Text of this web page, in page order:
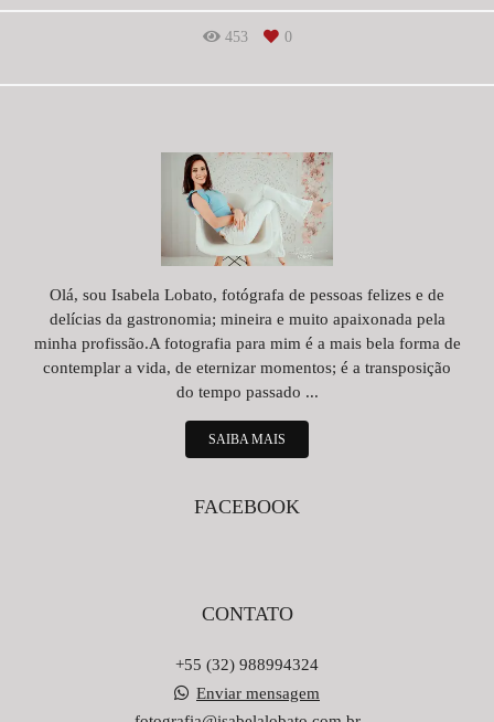
453 0
Olá, sou Isabela Lobato, fotógrafa de pessoas felizes e de
delícias da gastronomia; mineira e muito apaixonada pela
minha profissão.A fotografia para mim é a mais bela forma de
contemplar a vida, de eternizar momentos; é a transposição
do tempo passado ...
SAIBA MAIS
FACEBOOK
CONTATO
+55 (32) 988994324
Enviar mensagem